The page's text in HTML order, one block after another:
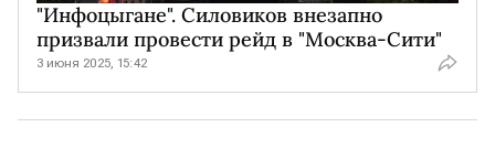
"Инфоцыгане". Силовиков внезапно
призвали провести рейд в "Москва-Сити"
3 июня 2025, 15:42